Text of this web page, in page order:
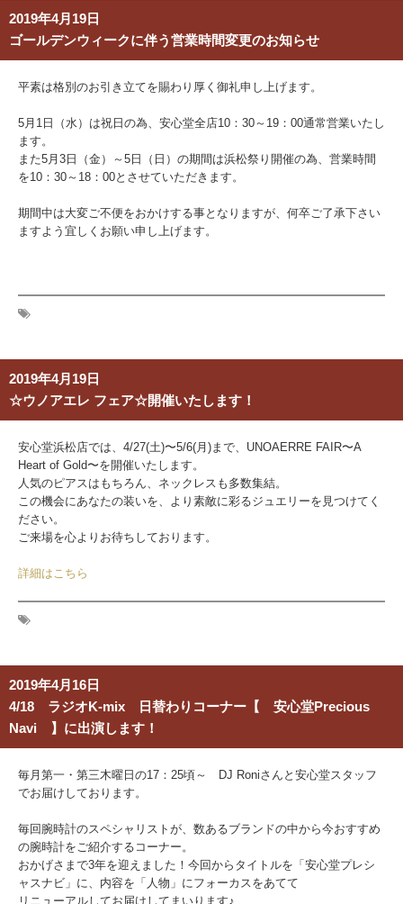
2019年4月19日
ゴールデンウィークに伴う営業時間変更のお知らせ
平素は格別のお引き立てを賜わり厚く御礼申し上げます。
5月1日（水）は祝日の為、安心堂全店10：30～19：00通常営業いたし
ます。
また5月3日（金）～5日（日）の期間は浜松祭り開催の為、営業時間
を10：30～18：00とさせていただきます。
期間中は大変ご不便をおかけする事となりますが、何卒ご了承下さい
ますよう宜しくお願い申し上げます。
2019年4月19日
☆ウノアエレ フェア☆開催いたします！
安心堂浜松店では、4/27(土)〜5/6(月)まで、UNOAERRE FAIR〜A
Heart of Gold〜を開催いたします。
人気のピアスはもちろん、ネックレスも多数集結。
この機会にあなたの装いを、より素敵に彩るジュエリーを見つけてく
ださい。
ご来場を心よりお待ちしております。
詳細はこちら
2019年4月16日
4/18 ラジオK-mix 日替わりコーナー【 安心堂Precious
Navi 】に出演します！
毎月第一・第三木曜日の17：25頃～ DJ Roniさんと安心堂スタッフ
でお届けしております。
毎回腕時計のスペシャリストが、数あるブランドの中から今おすすめ
の腕時計をご紹介するコーナー。
おかげさまで3年を迎えました！今回からタイトルを「安心堂プレシ
ャスナビ」に、内容を「人物」にフォーカスをあてて
リニューアルしてお届けしてまいります♪